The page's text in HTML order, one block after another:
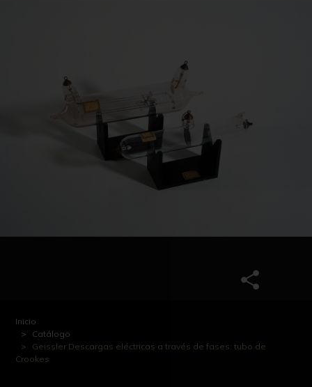
Inicio
Catálogo
Geissler Descargas eléctricas a través de fases: tubo de
Crookes